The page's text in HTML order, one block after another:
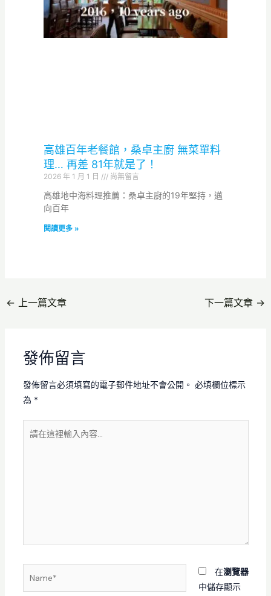
高雄百年老餐館，桑卓主廚 無菜單料
理… 再差 81年就是了！
2026 年 1 月 1 日 尚無留言
高雄地中海料理推薦：桑卓主廚的19年堅持，邁
向百年
閱讀更多 »
← 上一篇文章 下一篇文章 →
發佈留言
發佈留言必須填寫的電子郵件地址不會公開。 必填欄位標示
為 *
在瀏覽器
中儲存顯示